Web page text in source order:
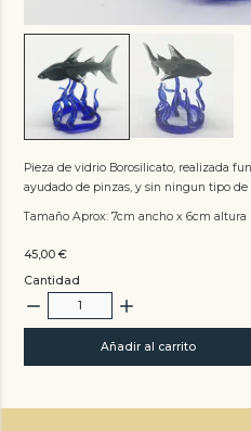
Pieza de vidrio Borosilicato, realizada
ayudado de pinzas, y sin ningun tipo de
Tamaño Aprox: 7cm ancho x 6cm altura
45,00€
Cantidad
Añadir al carrito